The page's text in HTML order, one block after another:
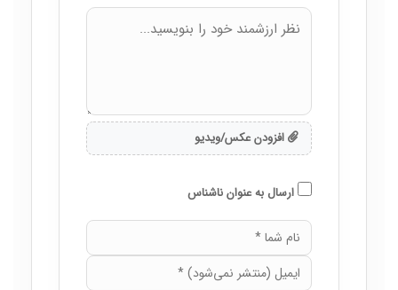
افزودن عکس/ویدیو
ارسال به عنوان ناشناس